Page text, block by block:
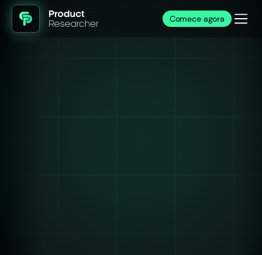
Comece agora